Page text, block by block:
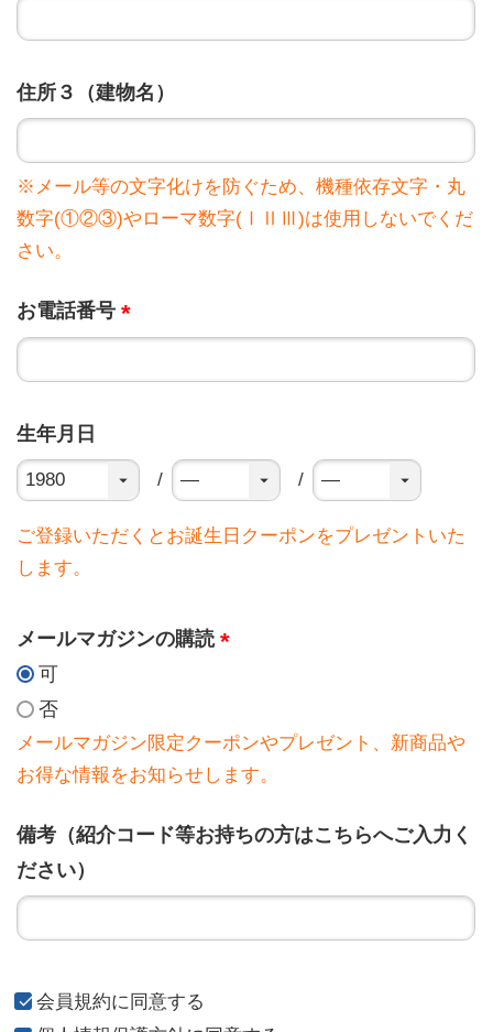
住所３（建物名）
※メール等の文字化けを防ぐため、機種依存文字・丸
数字(①②③)やローマ数字(ⅠⅡⅢ)は使用しないでくだ
さい。
お電話番号
生年月日
ご登録いただくとお誕生日クーポンをプレゼントいた
します。
メールマガジンの購読
可
否
メールマガジン限定クーポンやプレゼント、新商品や
お得な情報をお知らせします。
備考（紹介コード等お持ちの方はこちらへご入力く
ださい）
会員規約に同意する